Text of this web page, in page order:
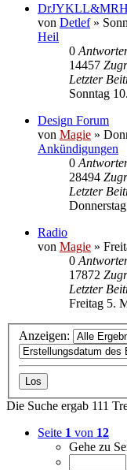
von Detlef»
Heil
0
14457
Letzter
Sonntag
Design Forum
von Magie »
Ankündigungen
0
28494
Letzter
Radio
von Magie »
0
17872
Letzter
Freitag 5.
Anzeigen:
Die Suche ergab 111
Seite 1 von 12
Gehe zu